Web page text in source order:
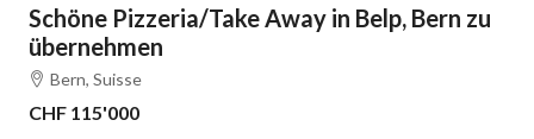
Schöne Pizzeria/Take Away in Belp, Bern zu
übernehmen
Bern, Suisse
CHF 115'000